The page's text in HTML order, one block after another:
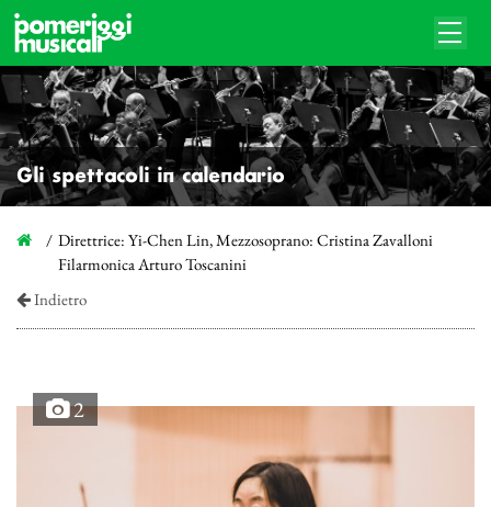
Gli spettacoli in calendario
Direttrice: Yi-Chen Lin, Mezzosoprano: Cristina Zavalloni
Filarmonica Arturo Toscanini
Indietro
2